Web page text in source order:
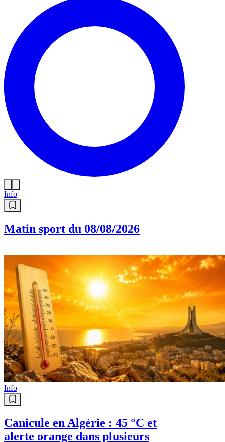
Info
Matin sport du 08/08/2026
Info
Canicule en Algérie : 45 °C et
alerte orange dans plusieurs